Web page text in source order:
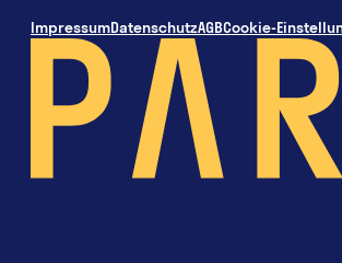
ImpressumDatenschutzAGBCookie-